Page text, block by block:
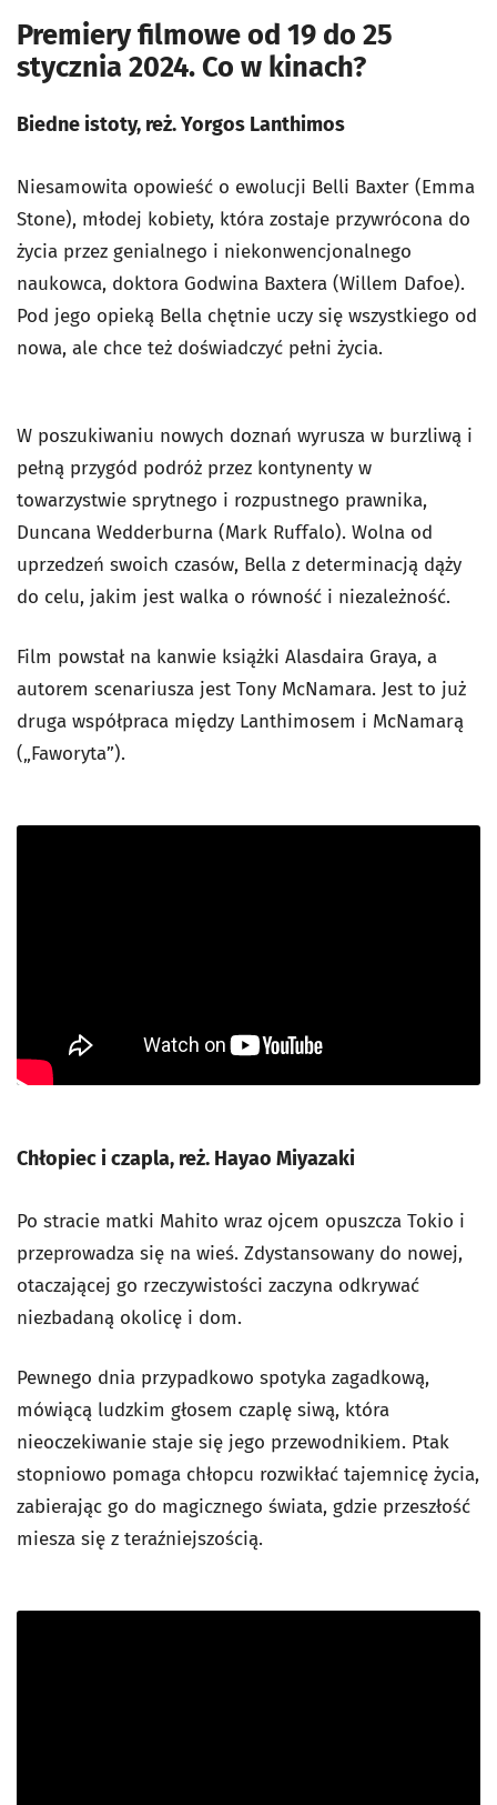
Premiery filmowe od 19 do 25
stycznia 2024. Co w kinach?
Biedne istoty, reż. Yorgos Lanthimos
Niesamowita opowieść o ewolucji Belli Baxter (Emma
Stone), młodej kobiety, która zostaje przywrócona do
życia przez genialnego i niekonwencjonalnego
naukowca, doktora Godwina Baxtera (Willem Dafoe).
Pod jego opieką Bella chętnie uczy się wszystkiego od
nowa, ale chce też doświadczyć pełni życia.
W poszukiwaniu nowych doznań wyrusza w burzliwą i
pełną przygód podróż przez kontynenty w
towarzystwie sprytnego i rozpustnego prawnika,
Duncana Wedderburna (Mark Ruffalo). Wolna od
uprzedzeń swoich czasów, Bella z determinacją dąży
do celu, jakim jest walka o równość i niezależność.
Film powstał na kanwie książki Alasdaira Graya, a
autorem scenariusza jest Tony McNamara. Jest to już
druga współpraca między Lanthimosem i McNamarą
(„Faworyta”).
Chłopiec i czapla, reż. Hayao Miyazaki
Po stracie matki Mahito wraz ojcem opuszcza Tokio i
przeprowadza się na wieś. Zdystansowany do nowej,
otaczającej go rzeczywistości zaczyna odkrywać
niezbadaną okolicę i dom.
Pewnego dnia przypadkowo spotyka zagadkową,
mówiącą ludzkim głosem czaplę siwą, która
nieoczekiwanie staje się jego przewodnikiem. Ptak
stopniowo pomaga chłopcu rozwikłać tajemnicę życia,
zabierając go do magicznego świata, gdzie przeszłość
miesza się z teraźniejszością.